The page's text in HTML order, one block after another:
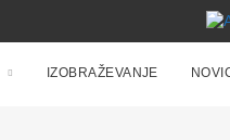
IZOBRAŽEVANJE